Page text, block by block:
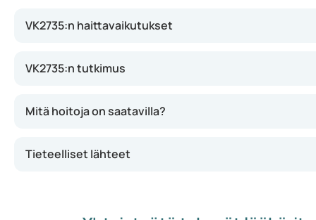
vielä kliinisen tutkimuksen vaiheessa, eikä sitä ole
VK2735:n haittavaikutukset
VK2735:n tutkimus
Mitä hoitoja on saatavilla?
Tieteelliset lähteet